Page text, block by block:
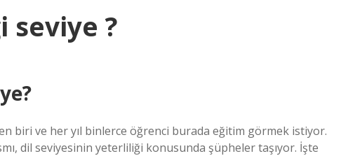
seviye ?
biri ve her yıl binlerce öğrenci burada eğitim görmek istiyor.
dil seviyesinin yeterliliği konusunda şüpheler taşıyor. İşte